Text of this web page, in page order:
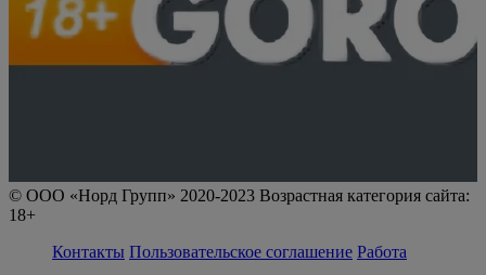
© ООО «Норд Групп» 2020-2023 Возрастная категория сайта:
18+
Контакты Пользовательское соглашение Работа